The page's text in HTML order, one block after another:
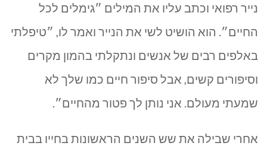
נייר רפואי וכתב עליו את המילים ״גימלים לכל
החיים״. הוא הושיט לשי את הנייר ואמר לו, ״טיפלתי
באלפים רבים של אנשים ונתקלתי בהמון מקרים
וסיפורים קשים, אבל סיפור חיים כמו שלך לא
שמעתי מעולם. אני נותן לך פטור מהחיים״.
אחרי שבילה את שש השנים הראשונות בחייו בבית